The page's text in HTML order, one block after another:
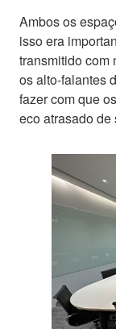
Ambos os
isso era
transmitido com
os alto-falantes
fazer com que
eco atrasado de